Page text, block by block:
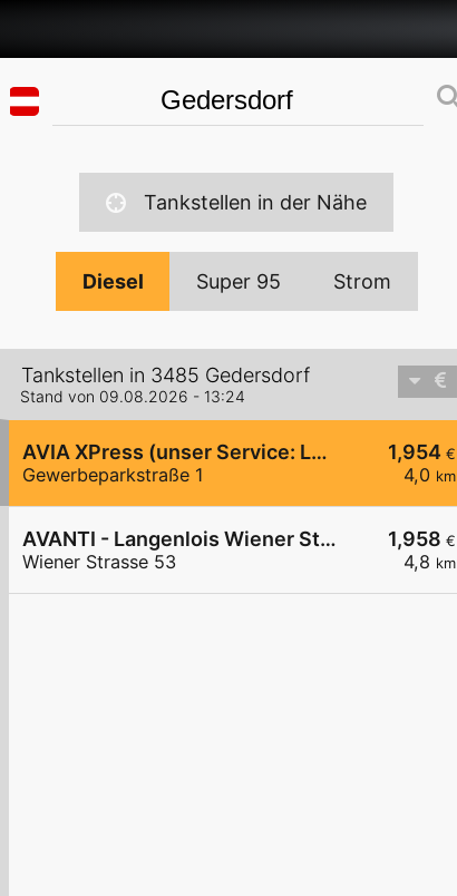
Tankstellen in der Nähe
Diesel Super 95 Strom
Tankstellen in 3485 Gedersdorf
Stand von 09.08.2026 - 13:24
1,954 €
4,0 km
AVIA XPress (unser Service: Luft und Wasser)
Gewerbeparkstraße 1
1,958 €
4,8 km
AVANTI - Langenlois Wiener Straße 53
Wiener Strasse 53